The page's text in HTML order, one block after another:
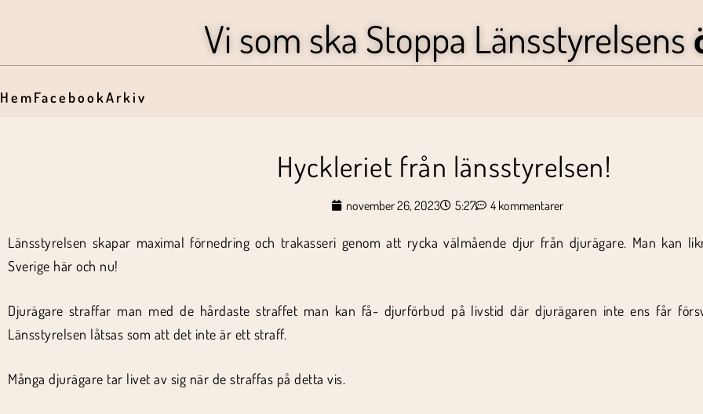
Vi som ska Stoppa Länsstyrelsens
HemFacebookArkiv
Hyckleriet från länsstyrelsen!
november 26, 2023 5:27 4 kommentarer
Länsstyrelsen skapar maximal förnedring och trakasseri genom att rycka välmående djur från djurägare. Man kan
Sverige här och nu!
Djurägare straffar man med de hårdaste straffet man kan få- djurförbud på livstid där djurägaren inte ens får
Länsstyrelsen låtsas som att det inte är ett straff.
Många djurägare tar livet av sig när de straffas på detta vis.